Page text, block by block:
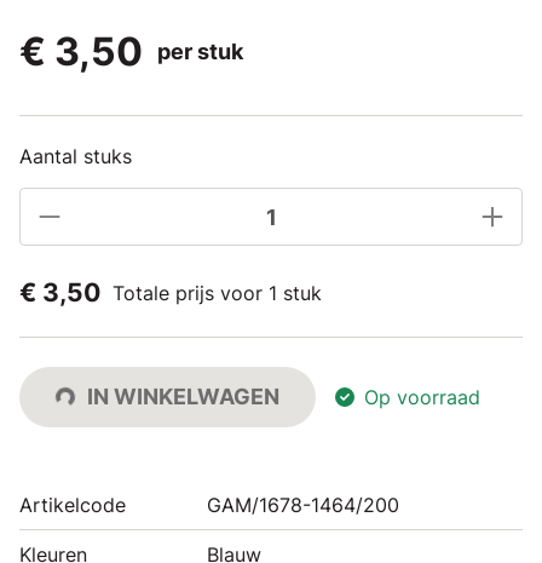
€ 3,50
per stuk
Aantal stuks
€ 3,50 Totale prijs voor 1 stuk
IN WINKELWAGEN Op voorraad
Artikelcode GAM/1678-1464/200
Kleuren Blauw